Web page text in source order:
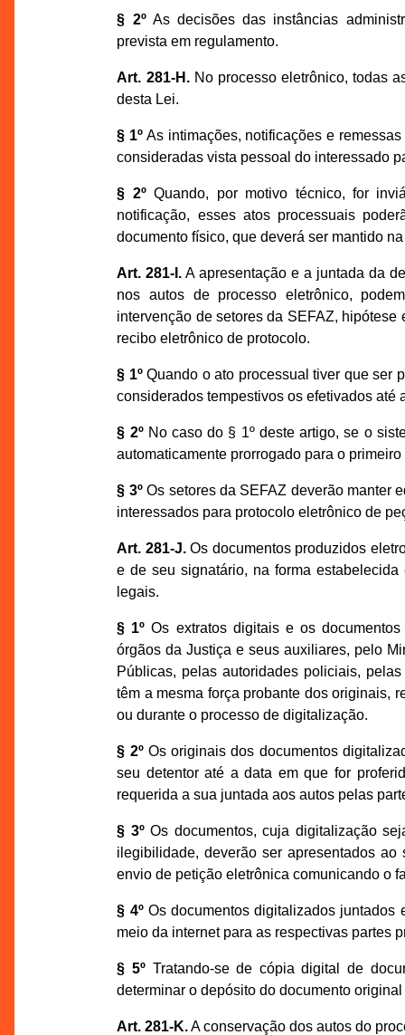
§ 2ºAs decisões das instâncias
prevista em regulamento.
Art. 281-H.No processo eletrônico, todas
desta Lei.
§ 1º As intimações, notificações e
consideradas vista pessoal do interessado
§ 2ºQuando, por motivo técnico, for
notificação, esses atos processuais
documento físico, que deverá ser mantido
Art. 281-I. A apresentação e a juntada da
nos autos de processo eletrônico,
intervenção de setores da SEFAZ,
recibo eletrônico de protocolo.
§ 1ºQuando o ato processual tiver que ser
considerados tempestivos os efetivados até
§ 2ºNo caso do § 1º deste artigo, se o
automaticamente prorrogado para o
§ 3ºOs setores da SEFAZ deverão manter
interessados para protocolo eletrônico de
Art. 281-J.Os documentos produzidos
e de seu signatário, na forma
legais.
§ 1º Os extratos digitais e os
órgãos da Justiça e seus auxiliares, pelo
Públicas, pelas autoridades policiais,
têm a mesma força probante dos originais,
ou durante o processo de digitalização.
§ 2ºOs originais dos documentos
seu detentor até a data em que for
requerida a sua juntada aos autos pelas
§ 3ºOs documentos, cuja digitalização
ilegibilidade, deverão ser apresentados
envio de petição eletrônica comunicando o
§ 4ºOs documentos digitalizados juntados
meio da internet para as respectivas partes
§ 5ºTratando-se de cópia digital de
determinar o depósito do documento
Art. 281-K.A conservação dos autos do